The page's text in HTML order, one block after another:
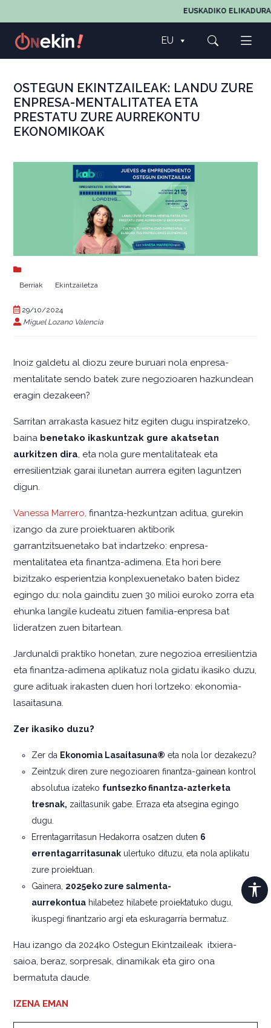
EUSKADIKO
EU
OSTEGUN EKINTZAILEAK: LANDU ZURE
ENPRESA-MENTALITATEA ETA
PRESTATU ZURE AURREKONTU
EKONOMIKOAK
Berriak Ekintzailetza
29/10/2024
Miguel Lozano Valencia
Inoiz galdetu al diozu zeure buruari nola enpresa-
mentalitate sendo batek zure negozioaren hazkundean
eragin dezakeen?
Sarritan arrakasta kasuez hitz egiten dugu inspiratzeko,
baina benetako ikaskuntzak gure akatsetan
aurkitzen dira, eta nola gure mentalitateak eta
erresilientziak garai ilunetan aurrera egiten laguntzen
digun.
Vanessa Marrero, finantza-hezkuntzan aditua, gurekin
izango da zure proiektuaren aktiborik
garrantzitsuenetako bat indartzeko: enpresa-
mentalitatea eta finantza-adimena. Eta hori bere
bizitzako esperientzia konplexuenetako baten bidez
egingo du: nola gainditu zuen 30 milioi euroko zorra eta
ehunka langile kudeatu zituen familia-enpresa bat
lideratzen zuen bitartean.
Jardunaldi praktiko honetan, zure negozioa erresilientzia
eta finantza-adimena aplikatuz nola gidatu ikasiko duzu,
gure adituak irakasten duen hori lortzeko: ekonomia-
lasaitasuna.
Zer ikasiko duzu?
Zer da Ekonomia Lasaitasuna® eta nola lor dezakezu?
Zeintzuk diren zure negozioaren finantza-gainean kontrol
absolutua izateko funtsezko finantza-azterketa
tresnak, zailtasunik gabe. Erraza eta atsegina egingo
dugu.
Errentagarritasun Hedakorra osatzen duten 6
errentagarritasunak ulertuko dituzu, eta nola aplikatu
zure proiektuan.
Gainera, 2025eko zure salmenta-
aurrekontua hilabetez hilabete proiektatuko dugu,
ikuspegi finantzario argi eta eskuragarria bermatuz.
Hau izango da 2024ko Ostegun Ekintzaileak itxiera-
saioa, beraz, sorpresak, dinamikak eta giro ona
bermatuta daude.
IZENA EMAN